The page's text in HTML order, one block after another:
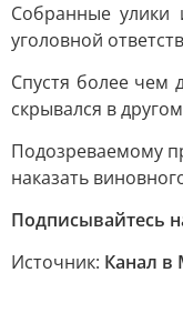
Собранные улики
уголовной
Спустя более чем
скрывался в
Подозреваемому
наказать
Подписывайтесь
Источник: Канал